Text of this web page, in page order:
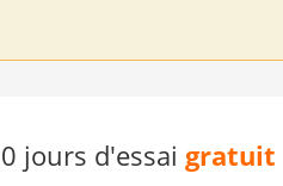
jours d'essai gratuit